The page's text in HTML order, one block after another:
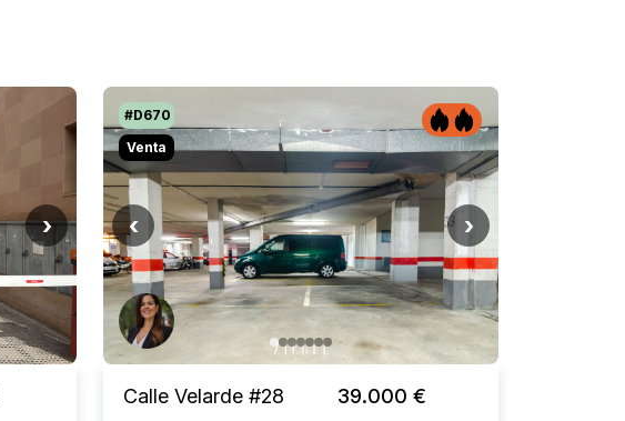
› ‹ ›
#D670
Venta
Calle Velarde #28 39.000 €